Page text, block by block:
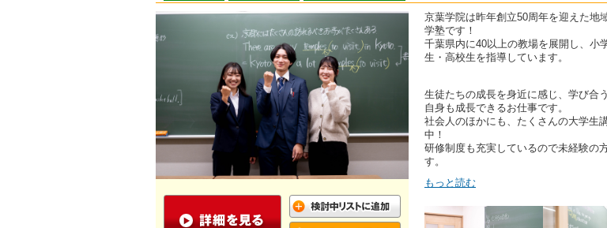
京葉学院は昨年創立50周年を迎えた地
学塾です！
千葉県内に40以上の教場を展開し、小
生・高校生を指導しています。
生徒たちの成長を身近に感じ、学び合
自身も成長できるお仕事です。
社会人のほかにも、たくさんの大学生
中！
研修制度も充実しているので未経験の
す。
もっと読む